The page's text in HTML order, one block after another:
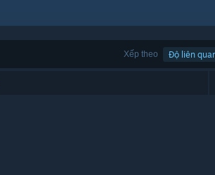
Xếp theo Độ liên